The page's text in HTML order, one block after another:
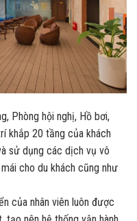
Phòng hội nghị, Hồ bơi,
khắp 20 tầng của khách
sử dụng các dịch vụ vô
cho du khách cũng như
của nhân viên luôn được